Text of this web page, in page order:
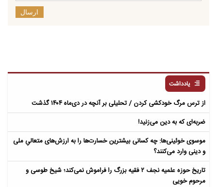
ارسال
یادداشت
از ترس مرگ خودکشی کردن / تحلیلی بر آنچه در دی‌ماه ۱۴۰۴ گذشت
ضربه‌ای که به دین می‌زنید!
موسوی خوئینی‌ها: چه کسانی بیشترین خسارت‌ها را به ارزش‌های متعالیِ ملی
و دینی وارد می‌کنند؟
تاریخ حوزه علمیه نجف ۲ فقیه بزرگ را فراموش نمی‌کند؛ شیخ طوسی و
مرحوم خویی